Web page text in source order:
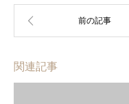
関連記事